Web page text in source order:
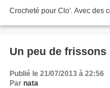
Crocheté pour Clo'. Avec des
Un peu de frissons
Publié le 21/07/2013 à 22:56
Par nata